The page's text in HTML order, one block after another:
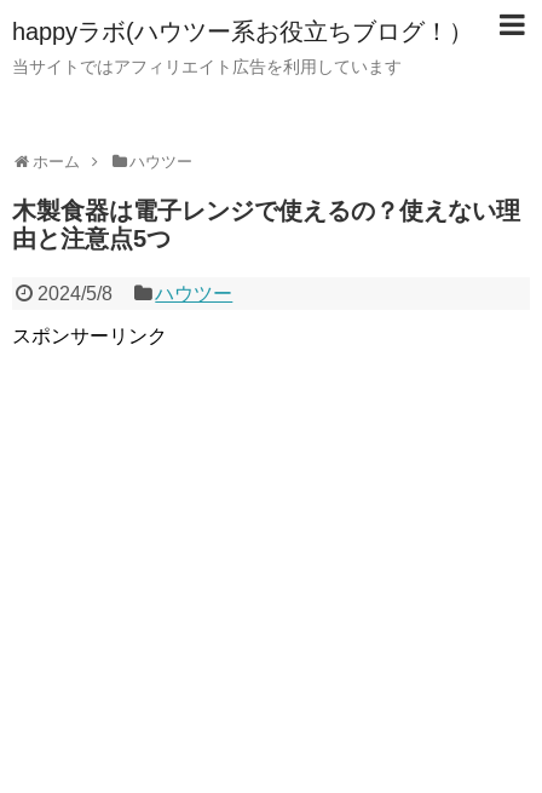
happyラボ(ハウツー系お役立ちブログ！）
当サイトではアフィリエイト広告を利用しています
ホーム ハウツー
木製食器は電子レンジで使えるの？使えない理
由と注意点5つ
2024/5/8 ハウツー
スポンサーリンク